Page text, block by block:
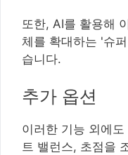
또한, AI를 활용해
체를 확대하는 '슈
습니다.
추가 옵션
이러한 기능 외에
트 밸런스, 초점을